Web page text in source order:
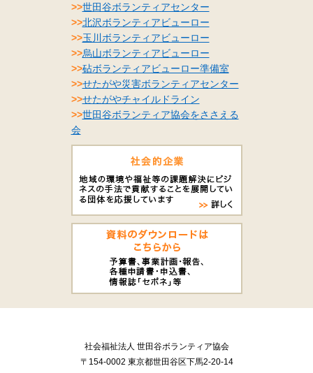
>>世田谷ボランティアセンター
>>北沢ボランティアビューロー
>>玉川ボランティアビューロー
>>烏山ボランティアビューロー
>>砧ボランティアビューロー準備室
>>せたがや災害ボランティアセンター
>>せたがやチャイルドライン
>>世田谷ボランティア協会をささえる
会
社会福祉法人 世田谷ボランティア協会
〒154-0002 東京都世田谷区下馬2-20-14